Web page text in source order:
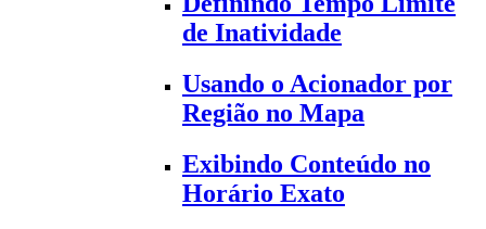
de Inatividade
Usando o Acionador por
Região no Mapa
Exibindo Conteúdo no
Horário Exato